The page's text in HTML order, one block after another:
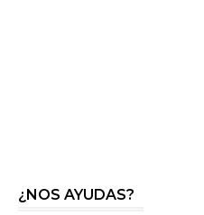
¿NOS AYUDAS?